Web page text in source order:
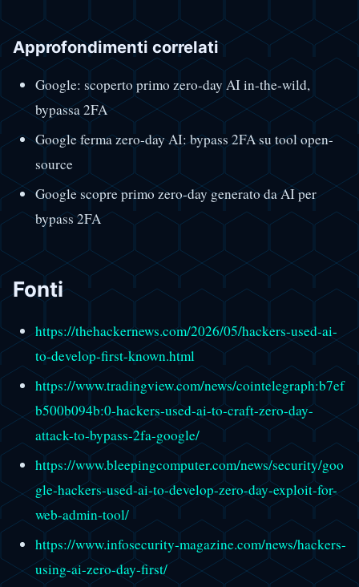
Approfondimenti correlati
Google: scoperto primo zero-day AI in-the-wild,
bypassa 2FA
Google ferma zero-day AI: bypass 2FA su tool open-
source
Google scopre primo zero-day generato da AI per
bypass 2FA
Fonti
https://thehackernews.com/2026/05/hackers-used-ai-
to-develop-first-known.html
https://www.tradingview.com/news/cointelegraph:b7ef
b500b094b:0-hackers-used-ai-to-craft-zero-day-
attack-to-bypass-2fa-google/
https://www.bleepingcomputer.com/news/security/goo
gle-hackers-used-ai-to-develop-zero-day-exploit-for-
web-admin-tool/
https://www.infosecurity-magazine.com/news/hackers-
using-ai-zero-day-first/